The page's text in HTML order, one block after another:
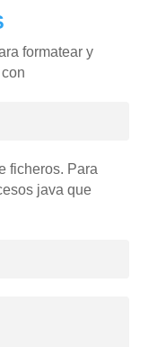
formatear y
ficheros. Para
java que